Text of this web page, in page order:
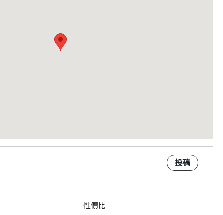
投稿
性價比